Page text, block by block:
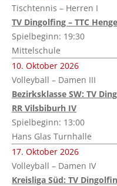
Tischtennis – Herren I
TV Dingolfing – TTC
Spielbeginn: 19:30
Mittelschule
10. Oktober 2026
Volleyball – Damen III
Bezirksklasse SW: TV
RR Vilsbiburh IV
Spielbeginn: 13:00
Hans Glas Turnhalle
17. Oktober 2026
Volleyball – Damen IV
Kreisliga Süd: TV